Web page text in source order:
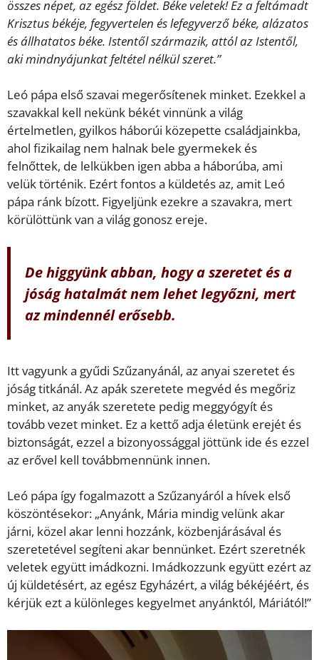
összes népet, az egész földet. Béke veletek! Ez a feltámadt
Krisztus békéje, fegyvertelen és lefegyverző béke, alázatos
és állhatatos béke. Istentől származik, attól az Istentől,
aki mindnyájunkat feltétel nélkül szeret.”
Leó pápa első szavai megerősítenek minket. Ezekkel a
szavakkal kell nekünk békét vinnünk a világ
értelmetlen, gyilkos háborúi közepette családjainkba,
ahol fizikailag nem halnak bele gyermekek és
felnőttek, de lelkükben igen abba a háborúba, ami
velük történik. Ezért fontos a küldetés az, amit Leó
pápa ránk bízott. Figyeljünk ezekre a szavakra, mert
körülöttünk van a világ gonosz ereje.
De higgyünk abban, hogy a szeretet és a
jóság hatalmát nem lehet legyőzni, mert
az mindennél erősebb.
Itt vagyunk a gyűdi Szűzanyánál, az anyai szeretet és
jóság titkánál. Az apák szeretete megvéd és megőriz
minket, az anyák szeretete pedig meggyógyít és
tovább vezet minket. Ez a kettő adja életünk erejét és
biztonságát, ezzel a bizonyossággal jöttünk ide és ezzel
az erővel kell továbbmennünk innen.
Leó pápa így fogalmazott a Szűzanyáról a hívek első
köszöntésekor: „Anyánk, Mária mindig velünk akar
járni, közel akar lenni hozzánk, közbenjárásával és
szeretetével segíteni akar bennünket. Ezért szeretnék
veletek együtt imádkozni. Imádkozzunk együtt ezért az
új küldetésért, az egész Egyházért, a világ békéjéért, és
kérjük ezt a különleges kegyelmet anyánktól, Máriától!”